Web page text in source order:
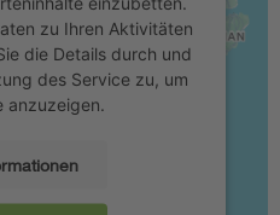
zu Ihren Aktivitäten
die Details durch und
des Service zu, um
anzuzeigen.